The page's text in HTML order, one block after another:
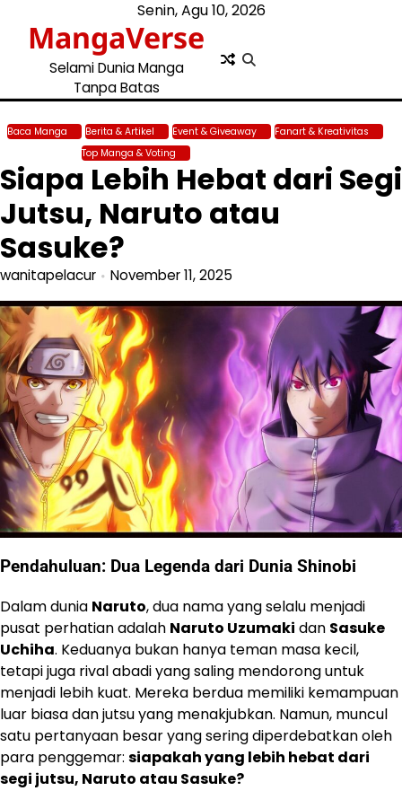
content
Senin, Agu 10, 2026
MangaVerse
Selami Dunia Manga
Tanpa Batas
Baca Manga Berita & Artikel Event & Giveaway
Fanart & Kreativitas
Top Manga & Voting
Siapa Lebih Hebat dari Segi
Jutsu, Naruto atau
Sasuke?
wanitapelacur November 11, 2025
Pendahuluan: Dua Legenda dari Dunia Shinobi
Dalam dunia Naruto, dua nama yang selalu menjadi
pusat perhatian adalah Naruto Uzumaki dan Sasuke
Uchiha. Keduanya bukan hanya teman masa kecil,
tetapi juga rival abadi yang saling mendorong untuk
menjadi lebih kuat. Mereka berdua memiliki kemampuan
luar biasa dan jutsu yang menakjubkan. Namun, muncul
satu pertanyaan besar yang sering diperdebatkan oleh
para penggemar: siapakah yang lebih hebat dari
segi jutsu, Naruto atau Sasuke?